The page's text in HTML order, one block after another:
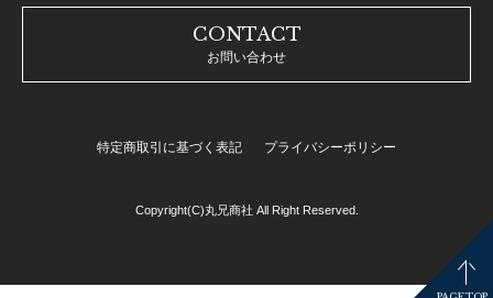
CONTACT
お問い合わせ
特定商取引に基づく表記 プライバシーポリシー
Copyright(C)丸兄商社 All Right Reserved.